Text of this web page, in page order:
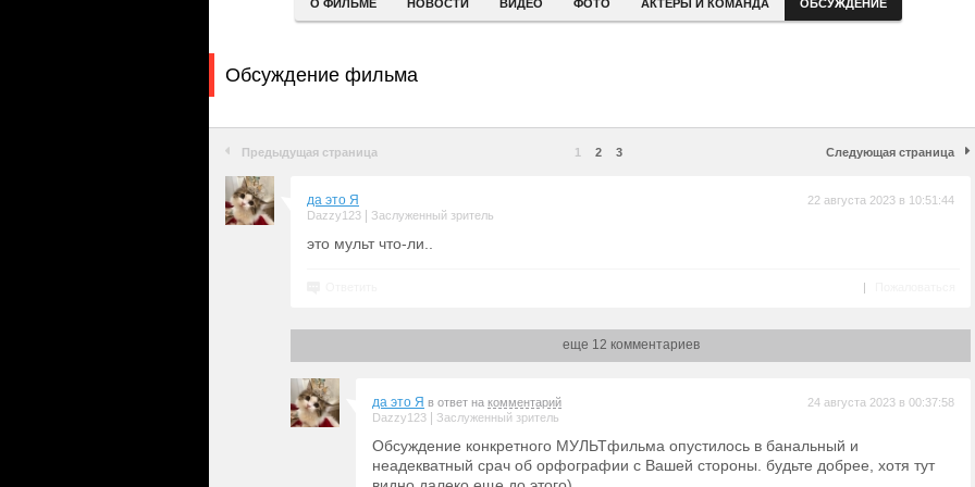
О ФИЛЬМЕ НОВОСТИ ВИДЕО ФОТО АКТЕРЫ И КОМАНДА ОБСУЖДЕНИЕ
Обсуждение фильма
Предыдущая страница 1 2 3 Следующая страница
да это Я
Dazzy123 Заслуженный зритель
22 августа 2023 в 10:51:44
это мульт что-ли..
|
еще 12 комментариев
да это Я в ответ на комментарий
Dazzy123
Заслуженный зритель
24 августа 2023 в 00:37:58
Обсуждение конкретного МУЛЬТфильма опустилось в банальный и
неадекватный срач об орфографии с Вашей стороны. будьте добрее, хотя тут